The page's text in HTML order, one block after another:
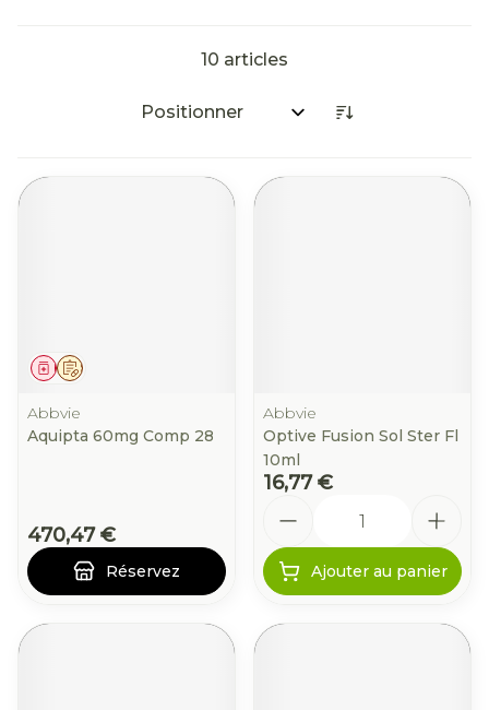
10 articles
Trier par:
Sur prescription
Médicament
Abbvie
Aquipta 60mg Comp 28
470,47 €
Réservez
Abbvie
Optive Fusion Sol Ster Fl
10ml
16,77 €
Ajouter au panier